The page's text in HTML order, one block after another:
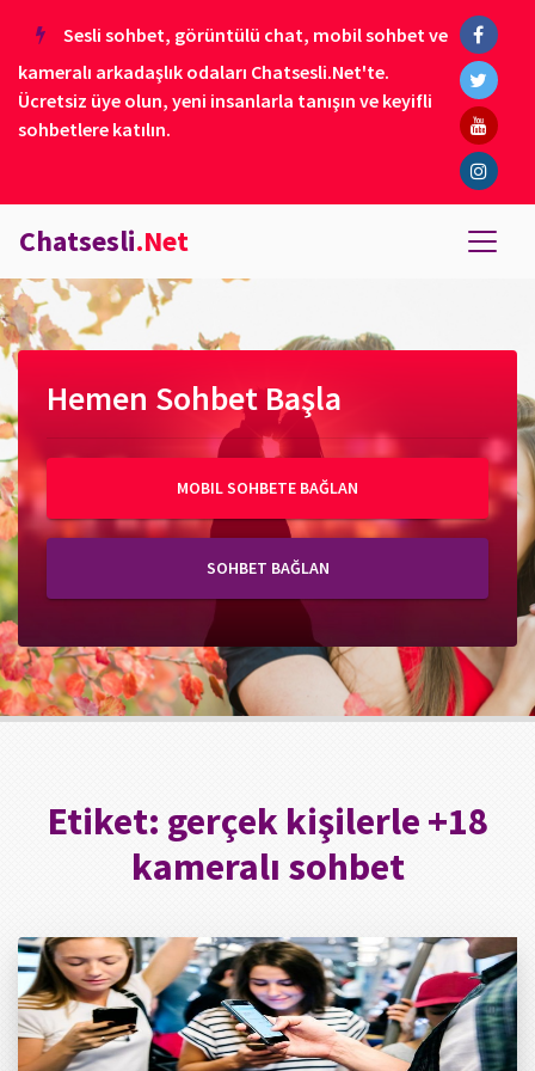
Sesli sohbet, görüntülü chat, mobil sohbet ve
kameralı arkadaşlık odaları Chatsesli.Net'te.
Ücretsiz üye olun, yeni insanlarla tanışın ve keyifli
sohbetlere katılın.
Chatsesli.Net
Hemen Sohbet Başla
MOBIL SOHBETE BAĞLAN
SOHBET BAĞLAN
Etiket: gerçek kişilerle +18
kameralı sohbet